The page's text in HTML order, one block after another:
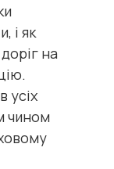
і як
на
усіх
чином